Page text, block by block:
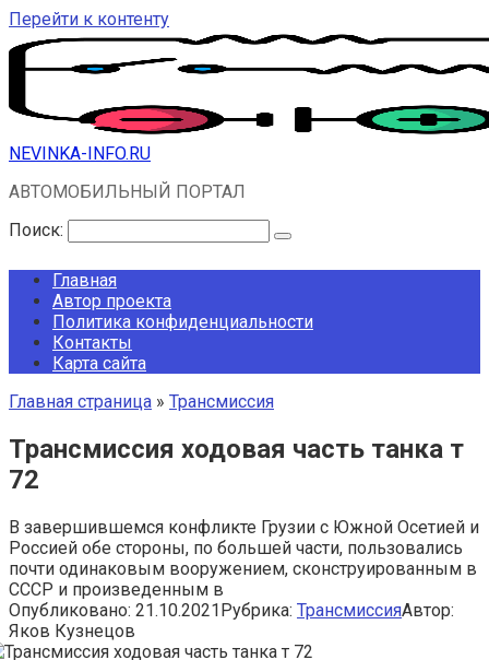
Перейти к контенту
NEVINKA-INFO.RU
АВТОМОБИЛЬНЫЙ ПОРТАЛ
Поиск:
Главная
Автор проекта
Политика конфиденциальности
Контакты
Карта сайта
Главная страница » Трансмиссия
Трансмиссия ходовая часть танка т
72
В завершившемся конфликте Грузии с Южной Осетией и
Россией обе стороны, по большей части, пользовались
почти одинаковым вооружением, сконструированным в
СССР и произведенным в
Опубликовано: 21.10.2021Рубрика: ТрансмиссияАвтор:
Яков Кузнецов